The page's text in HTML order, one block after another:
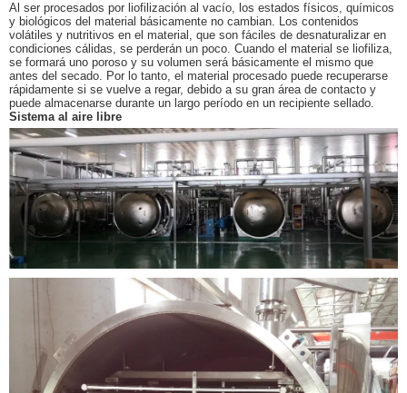
Al ser procesados por liofilización al vacío, los estados físicos, químicos
y biológicos del material básicamente no cambian. Los contenidos
volátiles y nutritivos en el material, que son fáciles de desnaturalizar en
condiciones cálidas, se perderán un poco. Cuando el material se liofiliza,
se formará uno poroso y su volumen será básicamente el mismo que
antes del secado. Por lo tanto, el material procesado puede recuperarse
rápidamente si se vuelve a regar, debido a su gran área de contacto y
puede almacenarse durante un largo período en un recipiente sellado.
Sistema al aire libre